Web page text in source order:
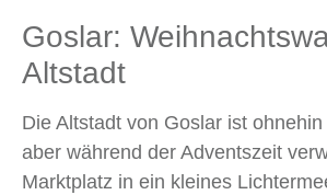
Goslar:
Altstadt
Die Altstadt von Goslar ist
aber während der Adventszeit
Marktplatz in ein kleines